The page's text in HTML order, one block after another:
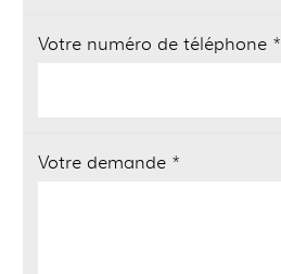
Votre numéro de téléphone *
Votre demande *